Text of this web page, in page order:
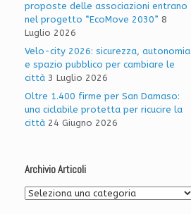
proposte delle associazioni entrano
nel progetto “EcoMove 2030” 8
Luglio 2026
Velo-city 2026: sicurezza, autonomia
e spazio pubblico per cambiare le
città 3 Luglio 2026
Oltre 1.400 firme per San Damaso:
una ciclabile protetta per ricucire la
città 24 Giugno 2026
Archivio Articoli
Archivio